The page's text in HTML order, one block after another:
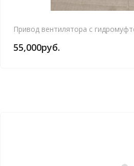
Привод вентилятора с
55,000руб.